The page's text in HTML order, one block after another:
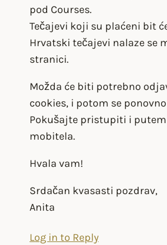
pod Courses.
Tečajevi koji su plaćeni bit
Hrvatski tečajevi nalaze se
stranici.
Možda će biti potrebno
cookies, i potom se
Pokušajte pristupiti i
mobitela.
Hvala vam!
Srdačan kvasasti pozdrav,
Anita
Log in to Reply